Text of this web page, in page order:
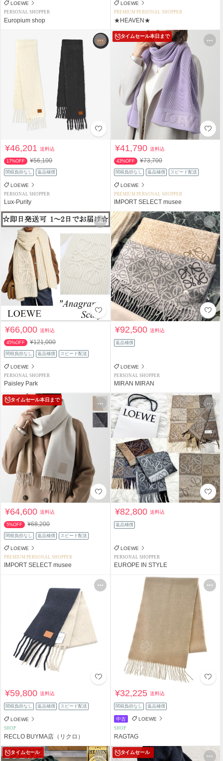
LOEWE
PERSONAL SHOPPER
Europium shop
LOEWE
PREMIUM PERSONAL SHOPPER
★HEAVEN★
¥46,201送料込
17%OFF ¥56,100
関税負担なし 返品補償
LOEWE
PERSONAL SHOPPER
Lux-Purity
タイムセール本日まで
¥41,790送料込
43%OFF ¥73,700
関税負担なし 返品補償 スピード配送
LOEWE
PREMIUM PERSONAL SHOPPER
IMPORT SELECT musee
¥66,000送料込
45%OFF ¥121,000
関税負担なし 返品補償 スピード配送
LOEWE
PERSONAL SHOPPER
Paisley Park
¥92,500送料込
返品補償
LOEWE
PERSONAL SHOPPER
MIRAN MIRAN
タイムセール本日まで
¥64,600送料込
5%OFF ¥68,200
関税負担なし 返品補償 スピード配送
LOEWE
PREMIUM PERSONAL SHOPPER
IMPORT SELECT musee
¥82,800送料込
返品補償
LOEWE
PERSONAL SHOPPER
EUROPE IN STYLE
¥59,800送料込
関税負担なし 返品補償 スピード配送
LOEWE
SHOP
RECLO BUYMA店（リクロ）
¥32,225送料込
関税負担なし 返品補償
中古 LOEWE
SHOP
RAGTAG
タイムセール タイムセール